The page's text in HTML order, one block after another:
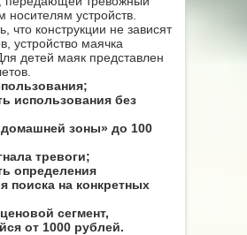
носителям устройств.
что конструкции не зависят
устройство маячка
детей маяк представлен
использования без
зоны» до 100
тревоги;
определения
поиска на конкретных
сегмент,
от 1000 рублей.